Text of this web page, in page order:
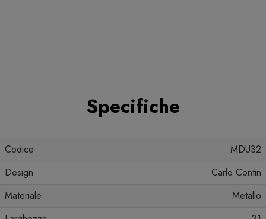
Specifiche
Codice
MDU32
Design
Carlo Contin
Materiale
Metallo